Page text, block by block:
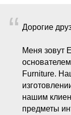
“ Дорогие
Меня зовут
Furniture.
нашим
предметы